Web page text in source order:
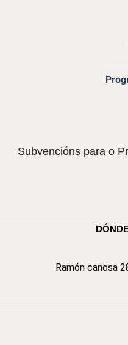
Subvencións para o
Ramón canosa